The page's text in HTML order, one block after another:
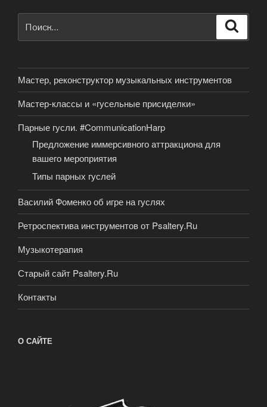
Мастер, реконструктор музыкальных инструментов
Мастер-классы и «гусельные присиделки»
Парные гусли. #CommunicationHarp
Предложение иммерсивного аттракциона для
вашего мероприятия
Типы парных гуслей
Василий Фоменко об игре на гуслях
Ретроспектива инструментов от Psaltery.Ru
Музыкотерапия
Старый сайт Psaltery.Ru
Контакты
О САЙТЕ